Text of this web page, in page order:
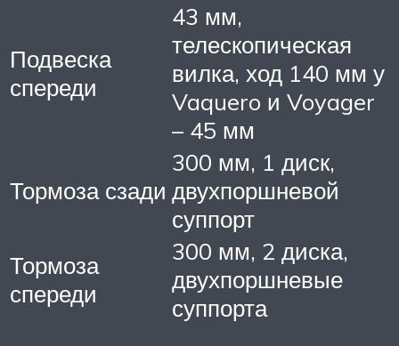
Подвеска
спереди
43 мм,
телескопическая
вилка, ход 140 мм у
Vaquero и Voyager
– 45 мм
Тормоза сзади
300 мм, 1 диск,
двухпоршневой
суппорт
Тормоза
спереди
300 мм, 2 диска,
двухпоршневые
суппорта